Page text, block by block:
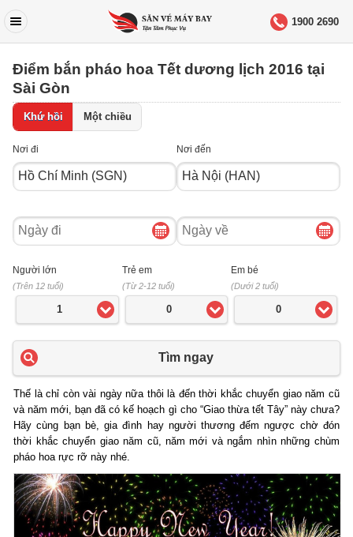
1900 2690
Điểm bắn pháo hoa Tết dương lịch 2016 tại
Sài Gòn
Khứ hồi Một chiều
Nơi đi Nơi đến
Ngày
đi
Ngày
về
Người lớn
(Trên 12 tuổi)
1
Trẻ em
(Từ 2-12 tuổi)
0
Em bé
(Dưới 2 tuổi)
0
Tìm ngay
Thế là chỉ còn vài ngày nữa thôi là đến thời khắc chuyển giao năm cũ
và năm mới, bạn đã có kế hoạch gì cho “Giao thừa tết Tây” này chưa?
Hãy cùng bạn bè, gia đình hay người thương đếm ngược chờ đón
thời khắc chuyển giao năm cũ, năm mới và ngắm nhìn những chùm
pháo hoa rực rỡ này nhé.